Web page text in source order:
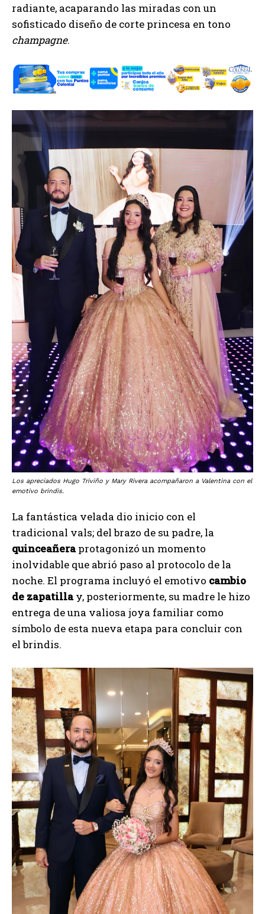
radiante, acaparando las miradas con un
sofisticado diseño de corte princesa en tono
champagne.
Los apreciados Hugo Triviño y Mary Rivera acompañaron a Valentina con el
emotivo brindis.
La fantástica velada dio inicio con el
tradicional vals; del brazo de su padre, la
quinceañeraprotagonizó un momento
inolvidable que abrió paso al protocolo de la
noche. El programa incluyó el emotivo cambio
de zapatillay, posteriormente, su madre le hizo
entrega de una valiosa joya familiar como
símbolo de esta nueva etapa para concluir con
el brindis.